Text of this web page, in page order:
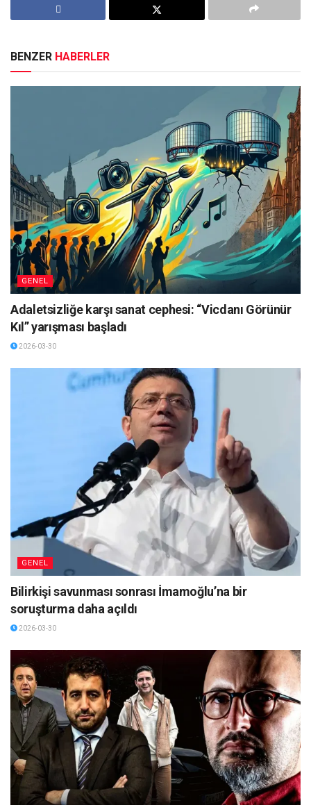
BENZER HABERLER
GENEL
Adaletsizliğe karşı sanat cephesi: “Vicdanı Görünür
Kıl” yarışması başladı
2026-03-30
GENEL
Bilirkişi savunması sonrası İmamoğlu’na bir
soruşturma daha açıldı
2026-03-30